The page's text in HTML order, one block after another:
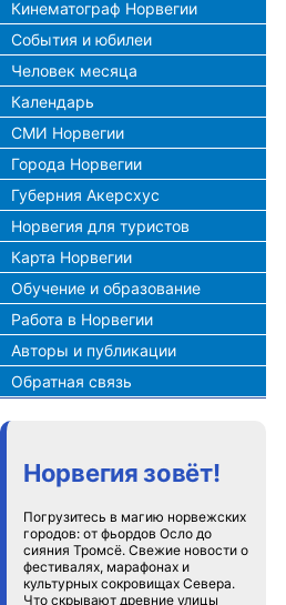
Кинематограф Норвегии
События и юбилеи
Человек месяца
Календарь
СМИ Норвегии
Города Норвегии
Губерния Акерсхус
Норвегия для туристов
Карта Норвегии
Обучение и образование
Работа в Норвегии
Авторы и публикации
Обратная связь
Норвегия зовёт!
Погрузитесь в магию норвежских
городов: от фьордов Осло до
сияния Тромсё. Свежие новости о
фестивалях, марафонах и
культурных сокровищах Севера.
Что скрывают древние улицы